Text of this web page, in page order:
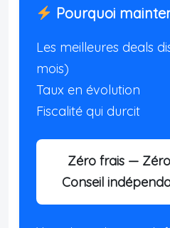
Pourquoi
Les meilleures deals
mois)
Taux en évolution
Fiscalité qui durcit
Zéro frais —
Conseil